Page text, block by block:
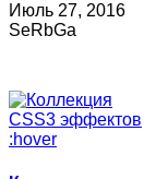
Июль 27, 2016
SeRbGa